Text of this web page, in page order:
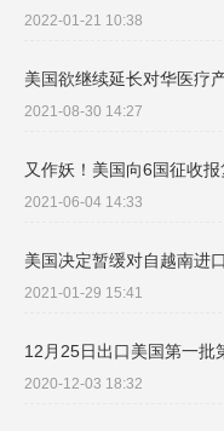
2022-01-21 10:38
美国欲继续延长对华医疗
2021-08-30 14:27
又作妖！美国向6国征收
2021-06-04 14:33
美国决定暂缓对自越南进
2021-01-29 15:41
12月25日出口美国第一批
2020-12-03 18:32